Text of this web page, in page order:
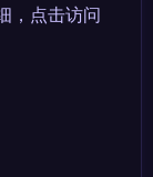
，点击访问